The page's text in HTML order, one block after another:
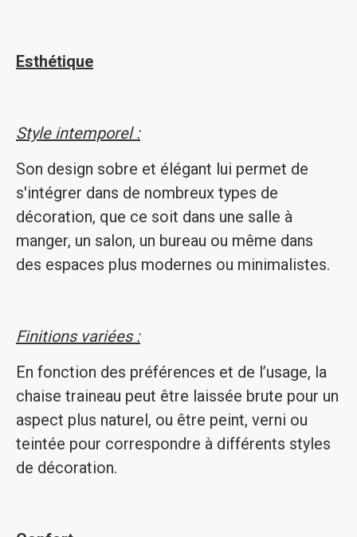
Esthétique
Style intemporel :
Son design sobre et élégant lui permet de
s'intégrer dans de nombreux types de
décoration, que ce soit dans une salle à
manger, un salon, un bureau ou même dans
des espaces plus modernes ou minimalistes.
Finitions variées :
En fonction des préférences et de l’usage, la
chaise traineau peut être laissée brute pour un
aspect plus naturel, ou être peint, verni ou
teintée pour correspondre à différents styles
de décoration.